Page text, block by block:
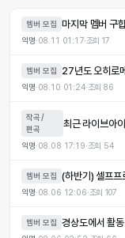
멤버 모집 마지막 멤버 구
익명·08.11 01:17·조회17
멤버 모집 27년도 오히로
익명·08.10 01:24·조회86
작곡/
편곡
익명·08.08 17:19·조회 54
멤버 모집 (하반기) 셀프프
익명·08.06 12:06·조회107
멤버 모집 경상도에서 활